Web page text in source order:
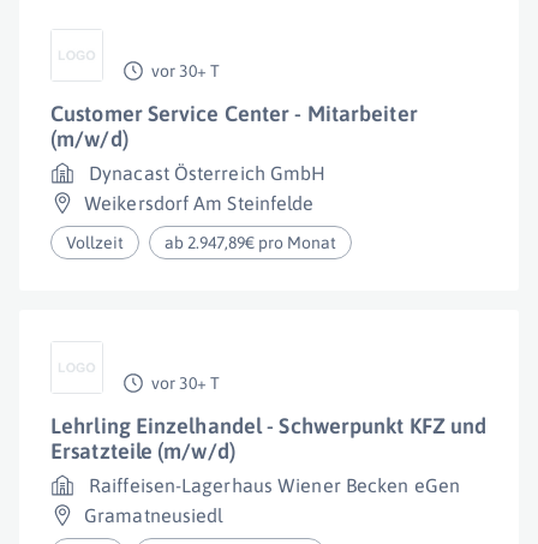
vor 30+ T
Customer Service Center - Mitarbeiter
(m/w/d)
Dynacast Österreich GmbH
Weikersdorf Am Steinfelde
Vollzeit ab 2.947,89€ pro Monat
vor 30+ T
Lehrling Einzelhandel - Schwerpunkt KFZ und
Ersatzteile (m/w/d)
Raiffeisen-Lagerhaus Wiener Becken eGen
Gramatneusiedl